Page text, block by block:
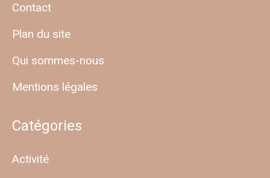
Contact
Plan du site
Qui sommes-nous
Mentions légales
Catégories
Activité